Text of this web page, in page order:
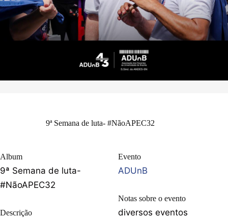
9ª Semana de luta- #NãoAPEC32
Album
9ª Semana de luta-
#NãoAPEC32
Descrição
Evento
ADUnB
Notas sobre o evento
diversos eventos